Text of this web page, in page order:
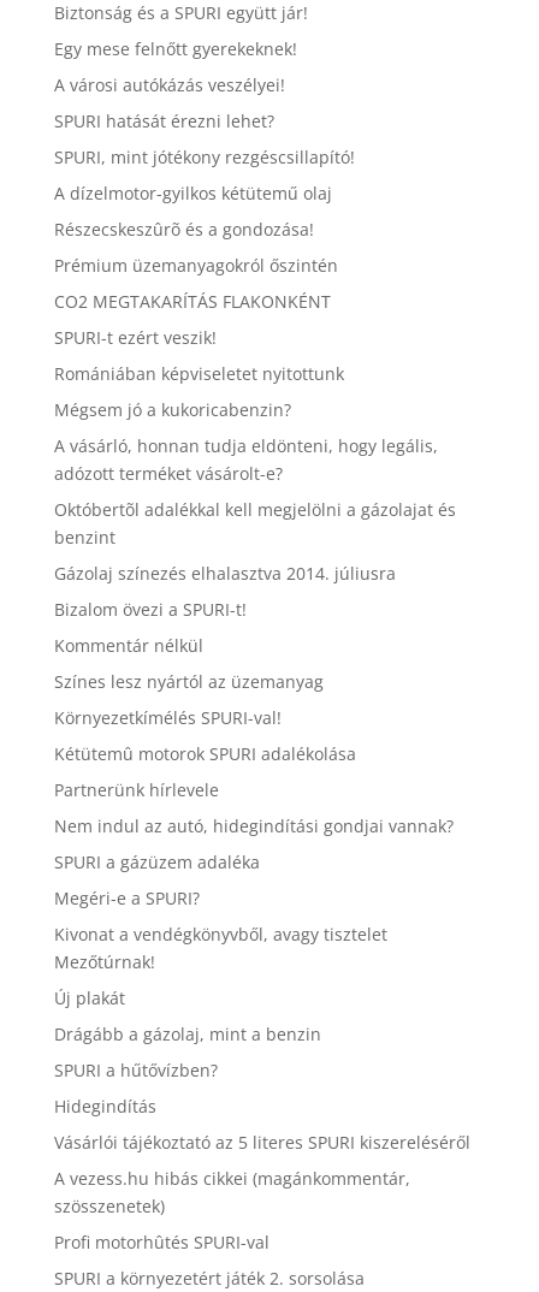
Biztonság és a SPURI együtt jár!
Egy mese felnőtt gyerekeknek!
A városi autókázás veszélyei!
SPURI hatását érezni lehet?
SPURI, mint jótékony rezgéscsillapító!
A dízelmotor-gyilkos kétütemű olaj
Részecskeszûrõ és a gondozása!
Prémium üzemanyagokról őszintén
CO2 MEGTAKARÍTÁS FLAKONKÉNT
SPURI-t ezért veszik!
Romániában képviseletet nyitottunk
Mégsem jó a kukoricabenzin?
A vásárló, honnan tudja eldönteni, hogy legális,
adózott terméket vásárolt-e?
Októbertõl adalékkal kell megjelölni a gázolajat és
benzint
Gázolaj színezés elhalasztva 2014. júliusra
Bizalom övezi a SPURI-t!
Kommentár nélkül
Színes lesz nyártól az üzemanyag
Környezetkímélés SPURI-val!
Kétütemû motorok SPURI adalékolása
Partnerünk hírlevele
Nem indul az autó, hidegindítási gondjai vannak?
SPURI a gázüzem adaléka
Megéri-e a SPURI?
Kivonat a vendégkönyvből, avagy tisztelet
Mezőtúrnak!
Új plakát
Drágább a gázolaj, mint a benzin
SPURI a hűtővízben?
Hidegindítás
Vásárlói tájékoztató az 5 literes SPURI kiszereléséről
A vezess.hu hibás cikkei (magánkommentár,
szösszenetek)
Profi motorhûtés SPURI-val
SPURI a környezetért játék 2. sorsolása